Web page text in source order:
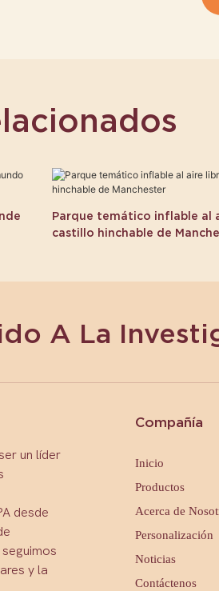
Parque temático inflable al
castillo hinchable de
A La
un líder
desde
y la
Compañía
Inicio
Productos
Acerca de
Personalización
Noticias
Contáctenos